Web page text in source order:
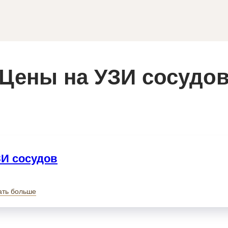
Цены на УЗИ
сосудов
больше